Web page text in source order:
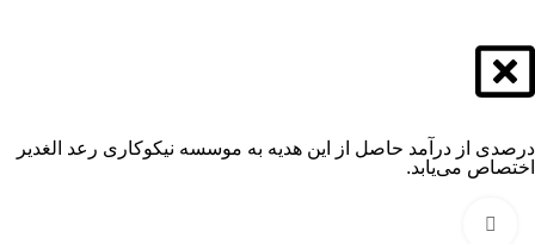
درصدی از درآمد حاصل از این هدیه به موسسه نیکوکاری رعد الغدیر
اختصاص می‌یابد.